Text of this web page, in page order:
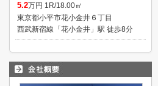
5.2万円 1R/18.00㎡
東京都小平市花小金井６丁目
西武新宿線「花小金井」駅 徒歩8分